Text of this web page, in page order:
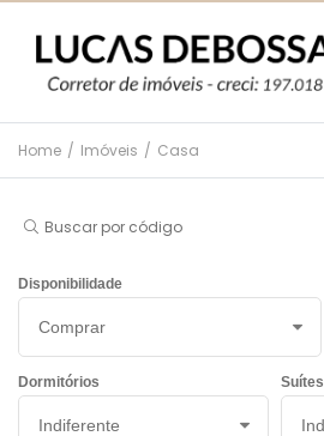
Home / Imóveis / Casa
Buscar por código
Disponibilidade
Dormitórios Suítes